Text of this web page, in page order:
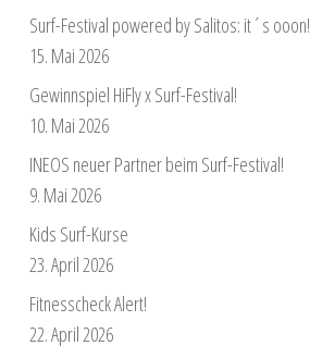
Surf-Festival powered by Salitos: it´s ooon!
15. Mai 2026
Gewinnspiel HiFly x Surf-Festival!
10. Mai 2026
INEOS neuer Partner beim Surf-Festival!
9. Mai 2026
Kids Surf-Kurse
23. April 2026
Fitnesscheck Alert!
22. April 2026